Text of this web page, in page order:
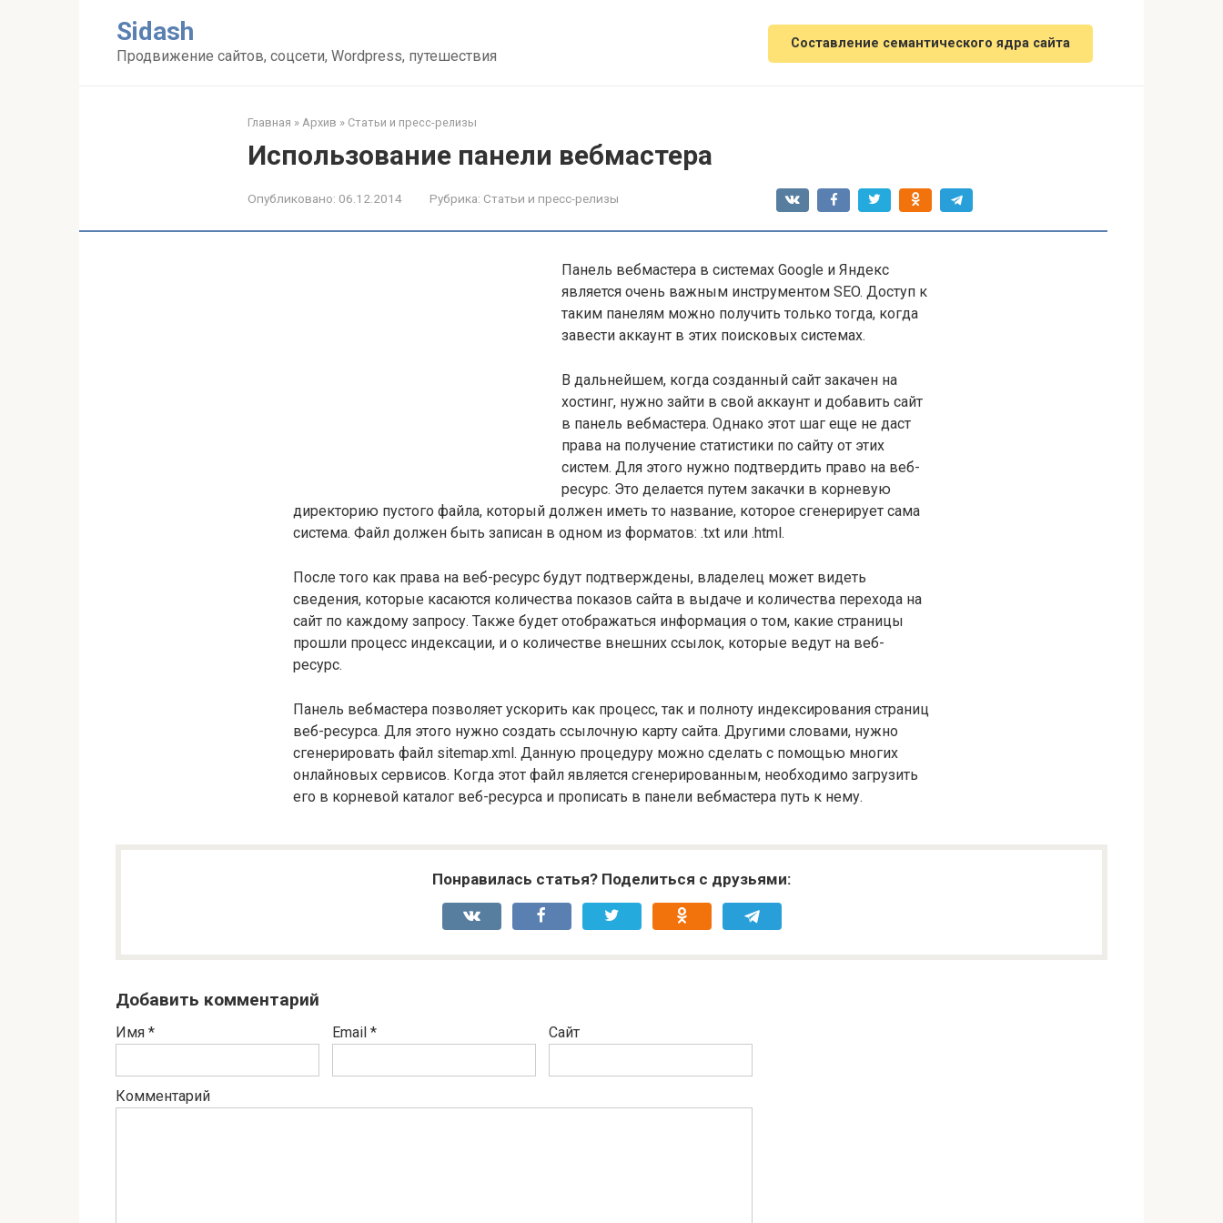
Sidash
Продвижение сайтов, соцсети, Wordpress, путешествия
Составление семантического ядра сайта
Главная » Архив » Статьи и пресс-релизы
Использование панели вебмастера
Опубликовано: 06.12.2014 Рубрика: Статьи и пресс-релизы
Панель вебмастера в системах Google и Яндекс
является очень важным инструментом SEO. Доступ к
таким панелям можно получить только тогда, когда
завести аккаунт в этих поисковых системах.
В дальнейшем, когда созданный сайт закачен на
хостинг, нужно зайти в свой аккаунт и добавить сайт
в панель вебмастера. Однако этот шаг еще не даст
права на получение статистики по сайту от этих
систем. Для этого нужно подтвердить право на веб-
ресурс. Это делается путем закачки в корневую
директорию пустого файла, который должен иметь то название, которое сгенерирует сама
система. Файл должен быть записан в одном из форматов: .txt или .html.
После того как права на веб-ресурс будут подтверждены, владелец может видеть
сведения, которые касаются количества показов сайта в выдаче и количества перехода на
сайт по каждому запросу. Также будет отображаться информация о том, какие страницы
прошли процесс индексации, и о количестве внешних ссылок, которые ведут на веб-
ресурс.
Панель вебмастера позволяет ускорить как процесс, так и полноту индексирования страниц
веб-ресурса. Для этого нужно создать ссылочную карту сайта. Другими словами, нужно
сгенерировать файл sitemap.xml. Данную процедуру можно сделать с помощью многих
онлайновых сервисов. Когда этот файл является сгенерированным, необходимо загрузить
его в корневой каталог веб-ресурса и прописать в панели вебмастера путь к нему.
Понравилась статья? Поделиться с друзьями:
Добавить комментарий
Имя * Email * Сайт
Комментарий